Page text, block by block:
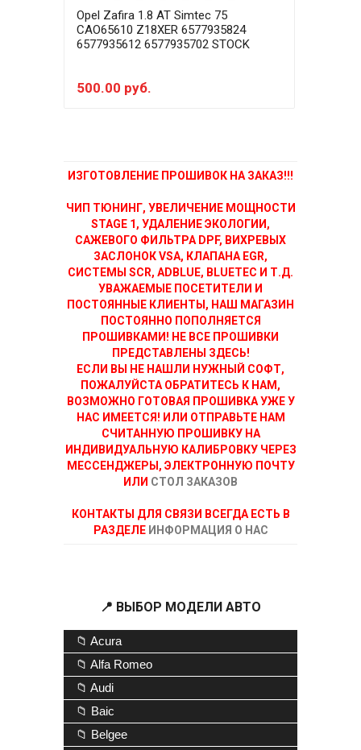
Opel Zafira 1.8 AT Simtec 75
CAO65610 Z18XER 6577935824
6577935612 6577935702 STOCK
500.00 руб.
ИЗГОТОВЛЕНИЕ ПРОШИВОК НА ЗАКАЗ!!!
ЧИП ТЮНИНГ, УВЕЛИЧЕНИЕ МОЩНОСТИ
STAGE 1, УДАЛЕНИЕ ЭКОЛОГИИ,
САЖЕВОГО ФИЛЬТРА DPF, ВИХРЕВЫХ
ЗАСЛОНОК VSA, КЛАПАНА EGR,
СИСТЕМЫ SCR, ADBLUE, BLUETEC И Т.Д.
УВАЖАЕМЫЕ ПОСЕТИТЕЛИ И
ПОСТОЯННЫЕ КЛИЕНТЫ, НАШ МАГАЗИН
ПОСТОЯННО ПОПОЛНЯЕТСЯ
ПРОШИВКАМИ! НЕ ВСЕ ПРОШИВКИ
ПРЕДСТАВЛЕНЫ ЗДЕСЬ!
ЕСЛИ ВЫ НЕ НАШЛИ НУЖНЫЙ СОФТ,
ПОЖАЛУЙСТА ОБРАТИТЕСЬ К НАМ,
ВОЗМОЖНО ГОТОВАЯ ПРОШИВКА УЖЕ У
НАС ИМЕЕТСЯ! ИЛИ ОТПРАВЬТЕ НАМ
СЧИТАННУЮ ПРОШИВКУ НА
ИНДИВИДУАЛЬНУЮ КАЛИБРОВКУ ЧЕРЕЗ
МЕССЕНДЖЕРЫ, ЭЛЕКТРОННУЮ ПОЧТУ
ИЛИ СТОЛ ЗАКАЗОВ
КОНТАКТЫ ДЛЯ СВЯЗИ ВСЕГДА ЕСТЬ В
РАЗДЕЛЕ ИНФОРМАЦИЯ О НАС
📍 ВЫБОР МОДЕЛИ АВТО
📁 Acura
📁 Alfa Romeo
📁 Audi
📁 Baic
📁 Belgee